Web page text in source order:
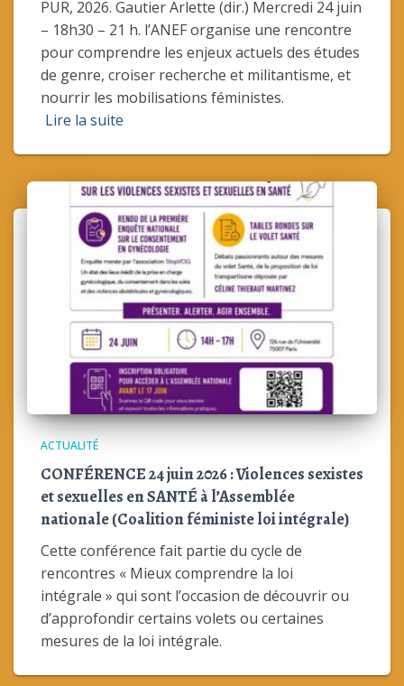
PUR, 2026. Gautier Arlette (dir.) Mercredi 24 juin
– 18h30 – 21 h. l’ANEF organise une rencontre
pour comprendre les enjeux actuels des études
de genre, croiser recherche et militantisme, et
nourrir les mobilisations féministes.
Lire la suite
ACTUALITÉ
CONFÉRENCE 24 juin 2026 : Violences sexistes
et sexuelles en SANTÉ à l’Assemblée
nationale (Coalition féministe loi intégrale)
Cette conférence fait partie du cycle de
rencontres « Mieux comprendre la loi
intégrale » qui sont l’occasion de découvrir ou
d’approfondir certains volets ou certaines
mesures de la loi intégrale.